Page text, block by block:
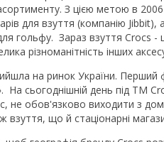
З цією метою в
для взуття (компанію
гольфу. Зараз взуття Crocs -
різноманітність інших
на ринок України. Перший
сьогоднішній день під ТМ
не обов'язково виходити з
взуття, що й стаціонарні